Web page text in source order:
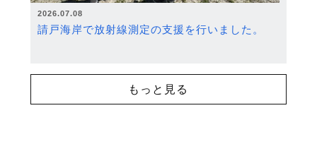
2026.07.08
請戸海岸で放射線測定の支援を行いました。
もっと見る